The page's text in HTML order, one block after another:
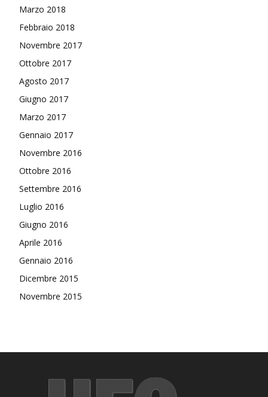
Marzo 2018
Febbraio 2018
Novembre 2017
Ottobre 2017
Agosto 2017
Giugno 2017
Marzo 2017
Gennaio 2017
Novembre 2016
Ottobre 2016
Settembre 2016
Luglio 2016
Giugno 2016
Aprile 2016
Gennaio 2016
Dicembre 2015
Novembre 2015